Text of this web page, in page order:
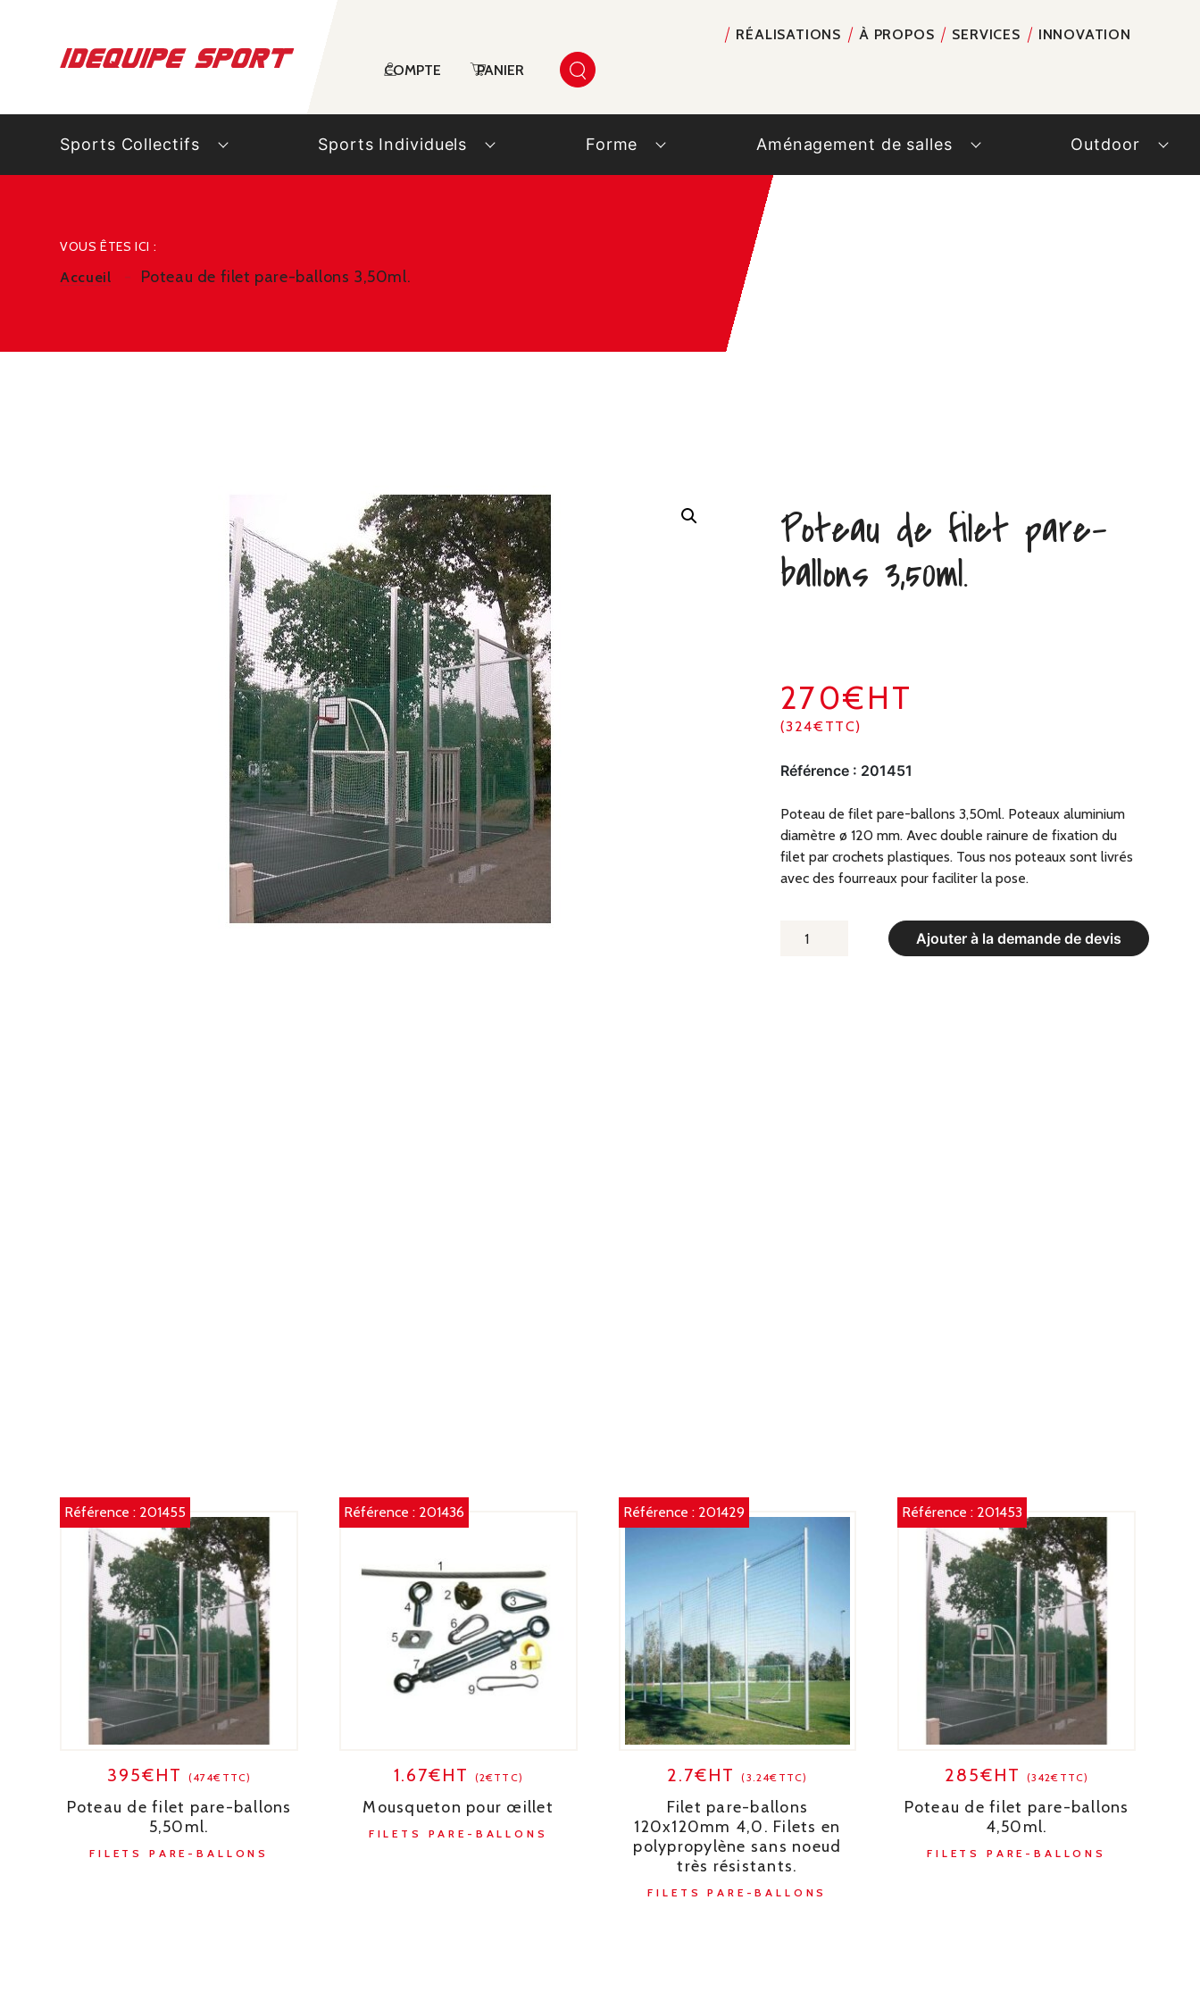
RÉALISATIONS À PROPOS SERVICES INNOVATION
COMPTE PANIER
Sports Collectifs Sports Individuels Forme Aménagement de salles Outdoor
VOUS ÊTES ICI :
Accueil Poteau de filet pare-ballons 3,50ml.
Poteau de filet pare-
ballons 3,50ml.
270€HT
(324€TTC)
Référence : 201451
Poteau de filet pare-ballons 3,50ml. Poteaux aluminium
diamètre ø 120 mm. Avec double rainure de fixation du
filet par crochets plastiques. Tous nos poteaux sont livrés
avec des fourreaux pour faciliter la pose.
Ajouter à la demande de devis
QUANTITÉ
Référence : 201455
395€HT (474€TTC)
Poteau de filet pare-ballons
5,50ml.
FILETS PARE-BALLONS
Référence : 201436
1.67€HT (2€TTC)
Mousqueton pour œillet
FILETS PARE-BALLONS
Référence : 201429
2.7€HT(3.24€TTC)
Filet pare-ballons
120x120mm 4,0. Filets en
polypropylène sans noeud
très résistants.
FILETS PARE-BALLONS
Référence : 201453
285€HT (342€TTC)
Poteau de filet pare-ballons
4,50ml.
FILETS PARE-BALLONS